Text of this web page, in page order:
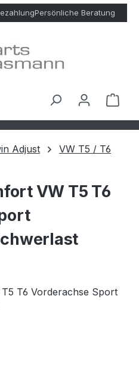
Persönliche Beratung
Adjust
VW T5 / T6
VW T5 T6